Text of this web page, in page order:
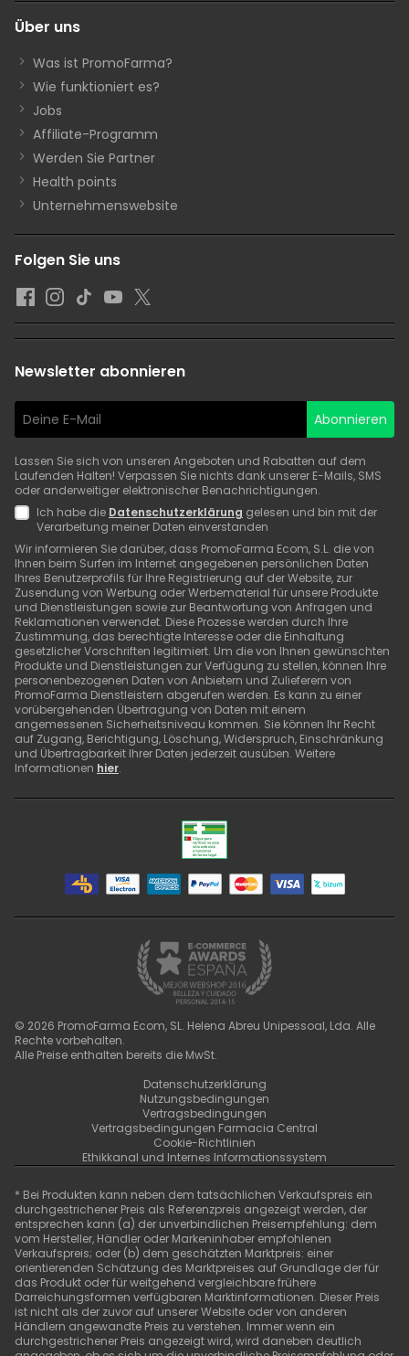
Über uns
Was ist PromoFarma?
Wie funktioniert es?
Jobs
Affiliate-Programm
Werden Sie Partner
Health points
Unternehmenswebsite
Folgen Sie uns
Newsletter abonnieren
Abonnieren
Lassen Sie sich von unseren Angeboten und Rabatten auf dem
Laufenden Halten! Verpassen Sie nichts dank unserer E-Mails, SMS
oder anderweitiger elektronischer Benachrichtigungen.
Ich habe die Datenschutzerklärung gelesen und bin mit der
Verarbeitung meiner Daten einverstanden
Wir informieren Sie darüber, dass PromoFarma Ecom, S.L. die von
Ihnen beim Surfen im Internet angegebenen persönlichen Daten
Ihres Benutzerprofils für Ihre Registrierung auf der Website, zur
Zusendung von Werbung oder Werbematerial für unsere Produkte
und Dienstleistungen sowie zur Beantwortung von Anfragen und
Reklamationen verwendet. Diese Prozesse werden durch Ihre
Zustimmung, das berechtigte Interesse oder die Einhaltung
gesetzlicher Vorschriften legitimiert. Um die von Ihnen gewünschten
Produkte und Dienstleistungen zur Verfügung zu stellen, können Ihre
personenbezogenen Daten von Anbietern und Zulieferern von
PromoFarma Dienstleistern abgerufen werden. Es kann zu einer
vorübergehenden Übertragung von Daten mit einem
angemessenen Sicherheitsniveau kommen. Sie können Ihr Recht
auf Zugang, Berichtigung, Löschung, Widerspruch, Einschränkung
und Übertragbarkeit Ihrer Daten jederzeit ausüben. Weitere
Informationen hier.
© 2026 PromoFarma Ecom, SL. Helena Abreu Unipessoal, Lda. Alle
Rechte vorbehalten.
Alle Preise enthalten bereits die MwSt.
Datenschutzerklärung
Nutzungsbedingungen
Vertragsbedingungen
Vertragsbedingungen Farmacia Central
Cookie-Richtlinien
Ethikkanal und Internes Informationssystem
* Bei Produkten kann neben dem tatsächlichen Verkaufspreis ein
durchgestrichener Preis als Referenzpreis angezeigt werden, der
entsprechen kann (a) der unverbindlichen Preisempfehlung: dem
vom Hersteller, Händler oder Markeninhaber empfohlenen
Verkaufspreis; oder (b) dem geschätzten Marktpreis: einer
orientierenden Schätzung des Marktpreises auf Grundlage der für
das Produkt oder für weitgehend vergleichbare frühere
Darreichungsformen verfügbaren Marktinformationen. Dieser Preis
ist nicht als der zuvor auf unserer Website oder von anderen
Händlern angewandte Preis zu verstehen. Immer wenn ein
durchgestrichener Preis angezeigt wird, wird daneben deutlich